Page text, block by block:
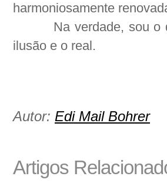
harmoniosamente
Na verdade, sou
ilusão e o real.
Autor: Edi Mail Bohrer
Artigos